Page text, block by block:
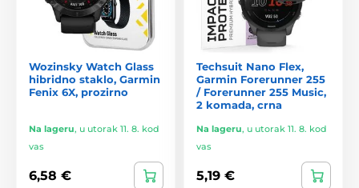
Wozinsky Watch Glass
hibridno staklo, Garmin
Fenix 6X, prozirno
Na lageru, u utorak 11. 8. kod
vas
6,58 €
Techsuit Nano Flex,
Garmin Forerunner 255
/ Forerunner 255 Music,
2 komada, crna
Na lageru, u utorak 11. 8. kod
vas
5,19 €